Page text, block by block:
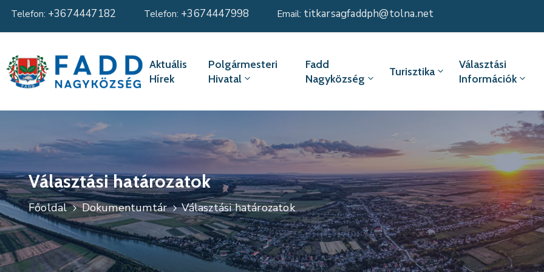
Telefon: +3674447182 Telefon: +3674447998 Email: titkarsagfaddph@tolna.net
Aktuális
Hírek
Polgármesteri
Hivatal
Fadd
Nagyközség
Turisztika
Választási
Információk
Választási határozatok
Főoldal Dokumentumtár Választási határozatok